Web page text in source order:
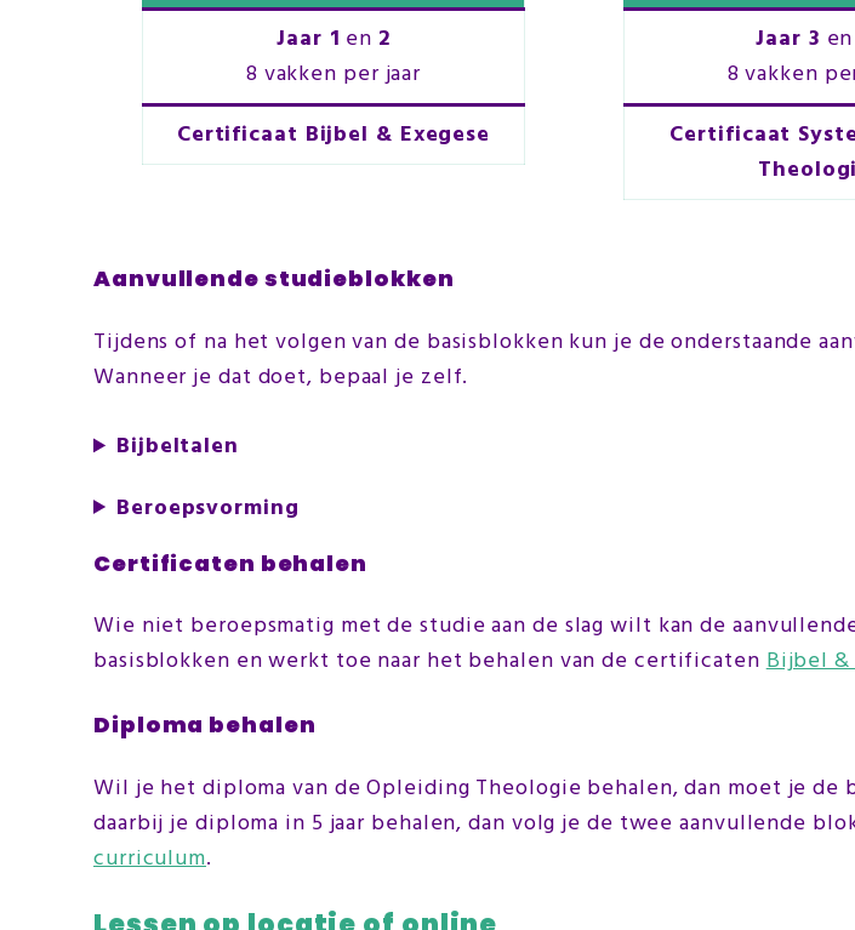
Jaar 1 en 2
8 vakken per jaar
Certificaat Bijbel & Exegese
Jaar 3 en
8 vakken
Certificaat
Aanvullende studieblokken
Tijdens of na het volgen van de basisblokken kun je de onderstaande
Wanneer je dat doet, bepaal je zelf.
Bijbeltalen
Beroepsvorming
Certificaten behalen
Wie niet beroepsmatig met de studie aan de slag wilt kan de
basisblokken en werkt toe naar het behalen van de certificatenBijbel &
Diploma behalen
Wil je het diploma van de Opleiding Theologie behalen, dan moet je
daarbij je diploma in 5 jaar behalen, dan volg je de twee aanvullende
curriculum.